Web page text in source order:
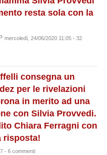
resta sola con la
mercoledì, 24/06/2020 11:05 - 32
consegna un
per le rivelazioni
in merito ad una
con Silvia Provvedi.
Chiara Ferragni con
risposta!
- 6 commenti